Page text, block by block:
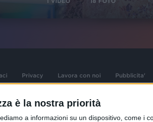
è la nostra priorità
a informazioni su un dispositivo, come i
Privacy Lavora con noi Pubblicita'
dalla normativa dei diritti d'autore e dei diritti